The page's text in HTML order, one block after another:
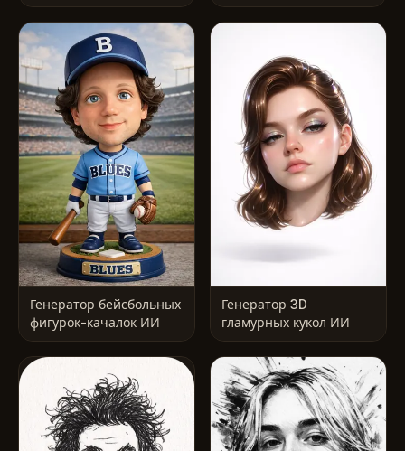
Генератор бейсбольных
фигурок-качалок ИИ
Генератор 3D
гламурных кукол ИИ